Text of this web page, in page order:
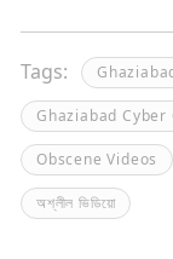
Tags:
Ghaziabad Cyber
Obscene Videos
অশ্লীল ভিডিয়ো